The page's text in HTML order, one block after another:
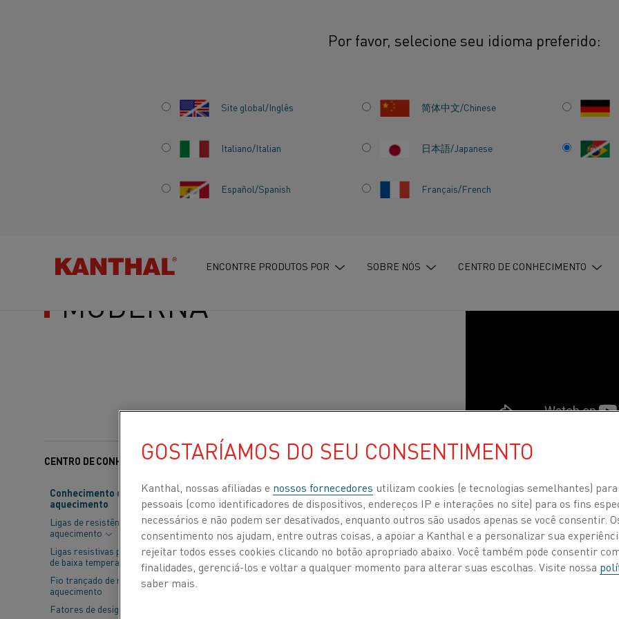
Por favor, selecione seu idioma preferido:
Site global/Inglês 简体中文/Chinese
Italiano/Italian 日本語/Japanese
Español/Spanish Français/French
ENCONTRE PRODUTOS POR SOBRE NÓS CENTRO DE CONHECIMENTO
Histórias inspiradoras Aquecimento elétrico - o impacto na sociedade moderna
O IMPACTO NA SOCIEDADE
MODERNA
CENTRO DE CONHECIMENTO
Conhecimento de material de
aquecimento
Ligas de resistência de
aquecimento
Ligas resistivas para aplicações
de baixa temperatura
Fio trançado de resistência de
aquecimento
Fatores de design
Categorias: Eletrificação , Aço Publicados 31 ago. 2021
A sociedade modernadependeda tecnologia de aquecimento
industriais até eletrodomésticos.Desde 1931, quando a
soluçõesfizerama diferença para as pessoas, para a
uma jornada da década de 1930 rumo ao futuropara
GOSTARÍAMOS DO SEU CONSENTIMENTO
Kanthal, nossas afiliadas e nossos fornecedores utilizam cookies (e tecnologias semelhantes)
pessoais (como identificadores de dispositivos, endereços IP e interações no site) para os fins
necessários e não podem ser desativados, enquanto outros são usados apenas se você consentir.
consentimento nos ajudam, entre outras coisas, a apoiar a Kanthal e a personalizar sua
rejeitar todos esses cookies clicando no botão apropriado abaixo. Você também pode consentir
finalidades, gerenciá-los e voltar a qualquer momento para alterar suas escolhas. Visite nossa
saber mais.